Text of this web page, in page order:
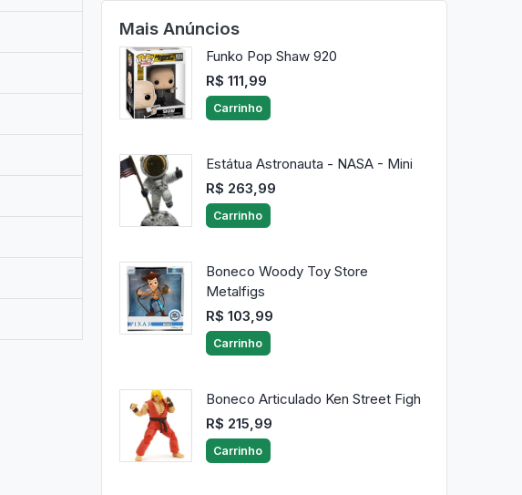
Mais Anúncios
Funko Pop Shaw 920
R$ 111,99
Carrinho
Estátua Astronauta - NASA - Mini
R$ 263,99
Carrinho
Boneco Woody Toy Store
Metalfigs
R$ 103,99
Carrinho
Boneco Articulado Ken Street Figh
R$ 215,99
Carrinho